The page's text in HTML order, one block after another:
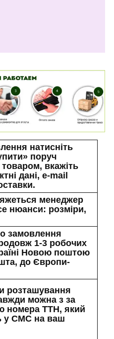
натисніть
поруч
вкажіть
дані, e-mail
менеджер
нюанси: розміри,
замовлення
1-3 робочих
Новою поштою
до Європи-
розташування
можна з за
номера ТТН, який
у СМС на ваш